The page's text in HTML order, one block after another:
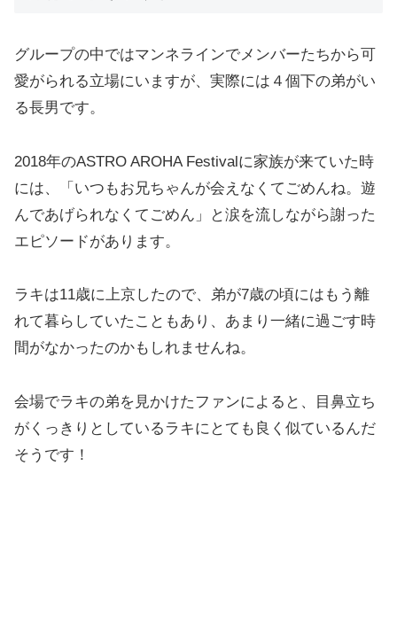
グループの中ではマンネラインでメンバーたちから可
愛がられる立場にいますが、実際には４個下の弟がい
る長男です。
2018年のASTRO AROHA Festivalに家族が来ていた時
には、「いつもお兄ちゃんが会えなくてごめんね。遊
んであげられなくてごめん」と涙を流しながら謝った
エピソードがあります。
ラキは11歳に上京したので、弟が7歳の頃にはもう離
れて暮らしていたこともあり、あまり一緒に過ごす時
間がなかったのかもしれませんね。
会場でラキの弟を見かけたファンによると、目鼻立ち
がくっきりとしているラキにとても良く似ているんだ
そうです！